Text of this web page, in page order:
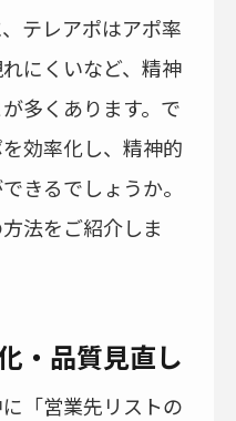
テレアポはアポ率
にくいなど、精神
多くあります。で
効率化し、精神的
きるでしょうか。
法をご紹介しま
・品質見直し
「営業先リストの